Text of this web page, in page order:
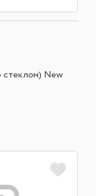
стеклом) New